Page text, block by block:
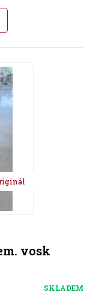
vosk
SKLADEM